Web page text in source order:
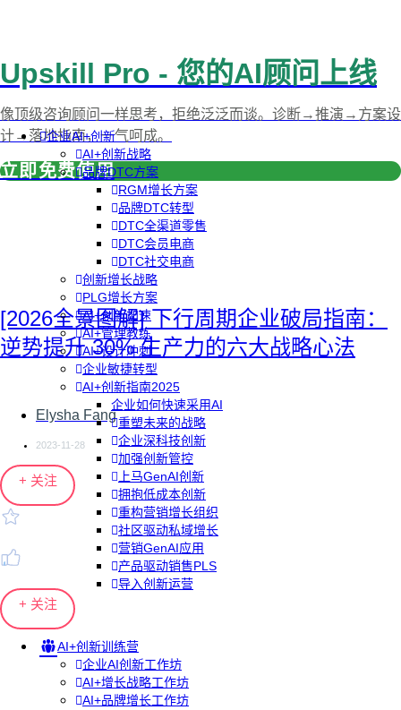
企业AI+创新
AI+创新战略
品牌DTC方案
RGM增长方案
品牌DTC转型
DTC全渠道零售
DTC会员电商
DTC社交电商
创新增长战略
PLG增长方案
AI+创新加速
AI+管理教练
AI+设计冲刺
企业敏捷转型
AI+创新指南2025
企业如何快速采用AI
重塑未来的战略
企业深科技创新
加强创新管控
上马GenAI创新
拥抱低成本创新
重构营销增长组织
社区驱动私域增长
营销GenAI应用
产品驱动销售PLS
导入创新运营
AI+创新训练营
企业AI创新工作坊
AI+增长战略工作坊
AI+品牌增长工作坊
Upskill Pro - 您的AI顾问上线
像顶级咨询顾问一样思考，拒绝泛泛而谈。诊断→推演→方案设
计→落地指南，一气呵成。
立即免费使用
[2026全景图解] 下行周期企业破局指南：
逆势提升 30% 生产力的六大战略心法
Elysha Fang
2023-11-28
+ 关注
+ 关注